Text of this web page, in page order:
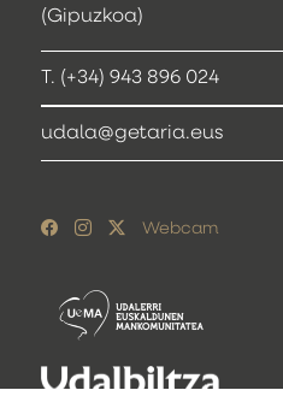
(Gipuzkoa)
T. (+34) 943 896 024
udala@getaria.eus
Webcam